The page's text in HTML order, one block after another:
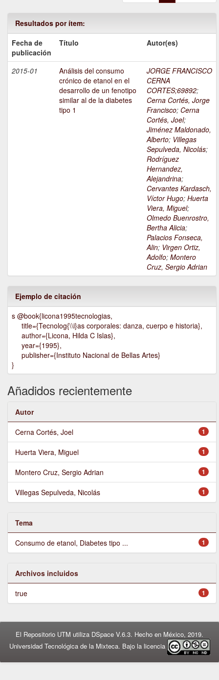
Resultados por ítem:
Fecha de
publicación
Título Autor(es)
2015-01
Análisis del consumo
crónico de etanol en el
desarrollo de un fenotipo
similar al de la diabetes
tipo 1
JORGE FRANCISCO
CERNA
CORTES;69892;
Cerna Cortés, Jorge
Francisco; Cerna
Cortés, Joel;
Jiménez Maldonado,
Alberto; Villegas
Sepulveda, Nicolás;
Rodríguez
Hernandez,
Alejandrina;
Cervantes Kardasch,
Víctor Hugo; Huerta
Viera, Miguel;
Olmedo Buenrostro,
Bertha Alicia;
Palacios Fonseca,
Alin; Virgen Ortiz,
Adolfo; Montero
Cruz, Sergio Adrian
Ejemplo de citación
s @book{licona1995tecnologias,
title={Tecnolog{\\i}as corporales: danza, cuerpo e historia},
author={Licona, Hilda C Islas},
year={1995},
publisher={Instituto Nacional de Bellas Artes}
}
Añadidos recientemente
Autor
1
Cerna Cortés, Joel
1
Huerta Viera, Miguel
1
Montero Cruz, Sergio Adrian
1
Villegas Sepulveda, Nicolás
Tema
1
Consumo de etanol, Diabetes tipo ...
Archivos incluidos
1
true
El Repositorio UTM utiliza DSpace V.6.3. Hecho en México, 2019.
Universidad Tecnológica de la Mixteca. Bajo la licencia